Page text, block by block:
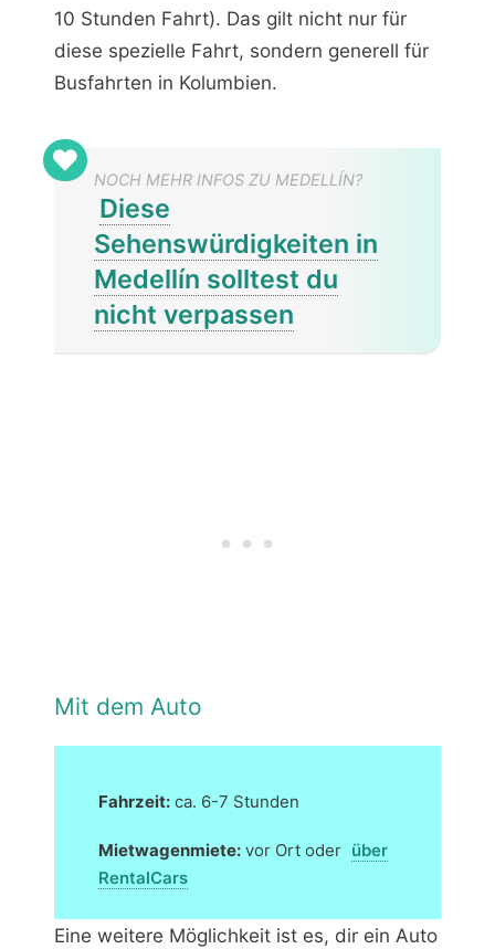
10 Stunden Fahrt). Das gilt nicht nur für
diese spezielle Fahrt, sondern generell für
Busfahrten in Kolumbien.
NOCH MEHR INFOS ZU MEDELLÍN?
Diese
Sehenswürdigkeiten in
Medellín solltest du
nicht verpassen
Mit dem Auto
Fahrzeit: ca. 6-7 Stunden
Mietwagenmiete: vor Ort oder über
RentalCars
Eine weitere Möglichkeit ist es, dir ein Auto